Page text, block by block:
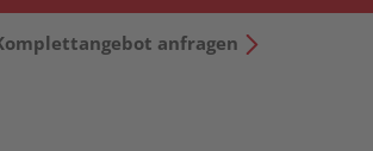
anfragen